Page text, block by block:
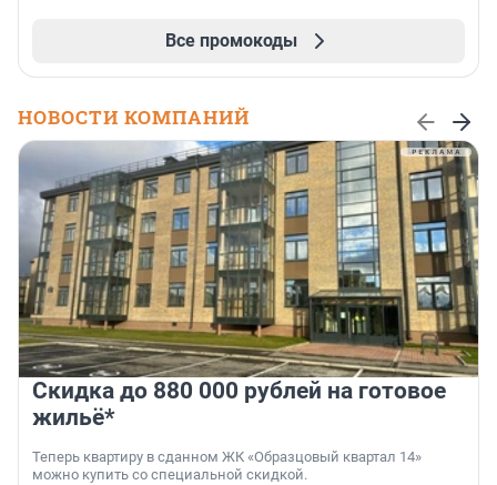
Все промокоды
НОВОСТИ КОМПАНИЙ
Скидка до 880 000 рублей на готовое
жильё*
Теперь квартиру в сданном ЖК «Образцовый квартал 14»
можно купить со специальной скидкой.